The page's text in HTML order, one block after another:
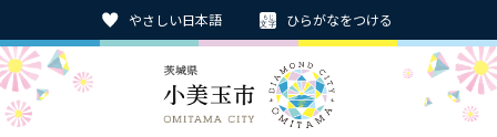
やさしい日本語 ひらがなをつける